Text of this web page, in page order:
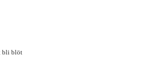
bli blöt